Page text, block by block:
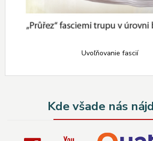
Uvoľňovanie fascií
Kde všade nás